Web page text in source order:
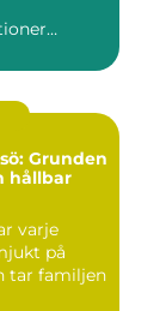
Grunden
hållbar
varje
på
tar familjen